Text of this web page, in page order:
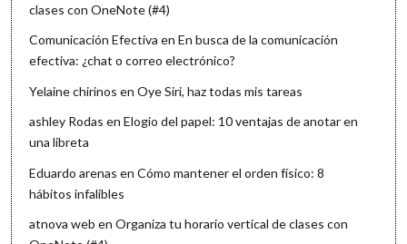
clases con OneNote (#4)
Comunicación Efectiva enEn busca de la comunicación
efectiva: ¿chat o correo electrónico?
Yelaine chirinos enOye Siri, haz todas mis tareas
ashley Rodas enElogio del papel: 10 ventajas de anotar en
una libreta
Eduardo arenas enCómo mantener el orden físico: 8
hábitos infalibles
atnova web enOrganiza tu horario vertical de clases con